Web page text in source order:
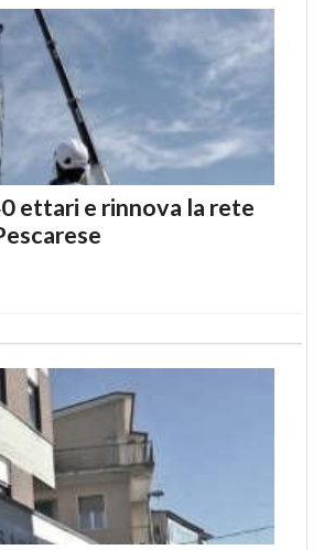
ettari e rinnova la rete